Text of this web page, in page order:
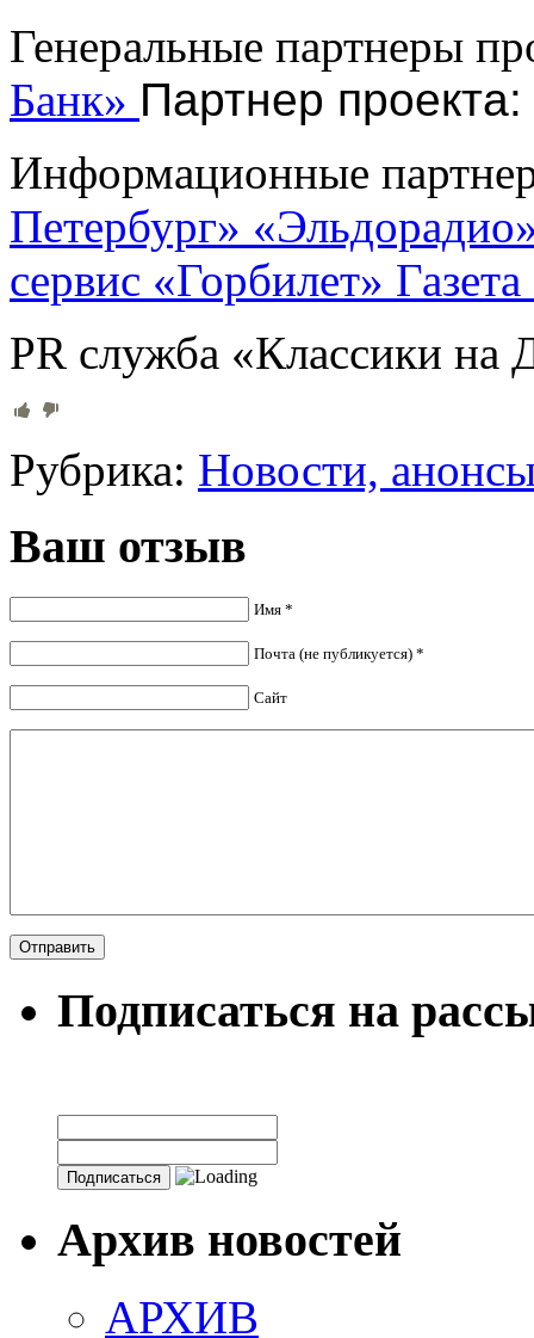
Генеральные партнеры
Банк» Партнер проекта:
Информационные
Петербург»
сервис «Горбилет»
PR служба «Классики на
Рубрика: Новости,
Ваш отзыв
Имя *
Почта (не публикуется) *
Сайт
Подписаться на
Архив новостей
АРХИВ